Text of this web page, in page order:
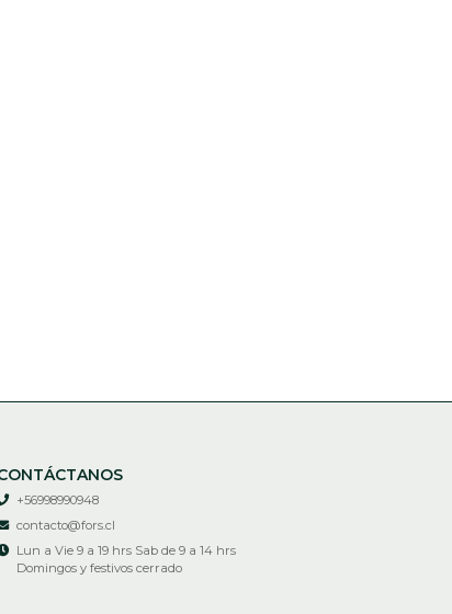
+56998990948
contacto@fors.cl
Lun a Vie 9 a 19 hrs Sab de 9 a 14 hrs
Domingos y festivos cerrado